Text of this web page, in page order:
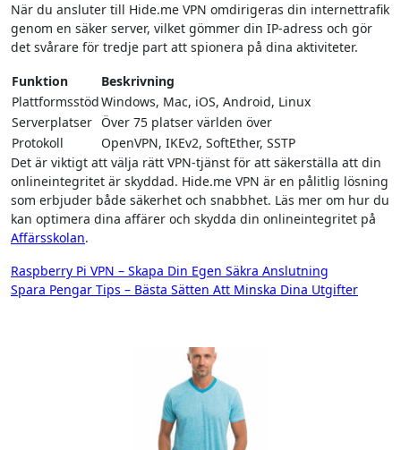
När du ansluter till Hide.me VPN omdirigeras din internettrafik
genom en säker server, vilket gömmer din IP-adress och gör
det svårare för tredje part att spionera på dina aktiviteter.
Funktion
Beskrivning
PlattformsstödWindows, Mac, iOS, Android, Linux
Serverplatser Över 75 platser världen över
Protokoll
OpenVPN, IKEv2, SoftEther, SSTP
Det är viktigt att välja rätt VPN-tjänst för att säkerställa att din
onlineintegritet är skyddad. Hide.me VPN är en pålitlig lösning
som erbjuder både säkerhet och snabbhet. Läs mer om hur du
kan optimera dina affärer och skydda din onlineintegritet på
Affärsskolan.
Inläggsnavigering
Raspberry Pi VPN – Skapa Din Egen Säkra Anslutning
Spara Pengar Tips – Bästa Sätten Att Minska Dina Utgifter